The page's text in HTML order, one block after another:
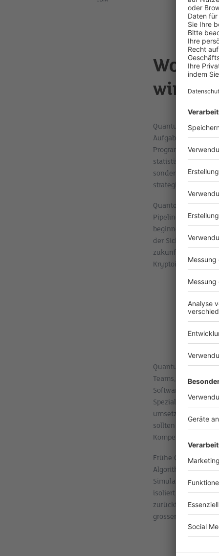
Wo
Quantum
Aufgabe profitiert
Programm.
statistisches
sondern zu
strategisch
Pipelines, die
beginnen, ihre
der Sicherheit
zukunftsfähigen
Kryptoinventuren
Quantum
Teams, die
Software-Stacks
Spezialisten,
umsetzen. Ein
sollten intern klare
Kompetenzgruppen.
Frühe
Algorithmen auf
Simulationen auf
isoliert bleiben: Sie
zurückfliesst. Viele
grossen Erfolg